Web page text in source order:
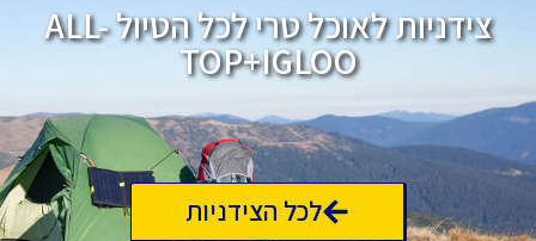
צידניות לאוכל טרי לכל הטיול ALL-
TOP+IGLOO
לכל הצידניות